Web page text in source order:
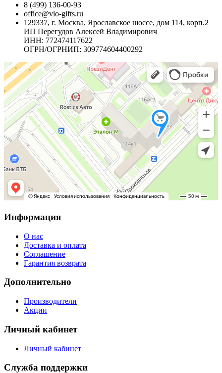
8 (499) 136-00-93
office@vio-gifts.ru
129337, г. Москва, Ярославское шоссе, дом 114, корп.2
ИП Перегудов Алексей Владимирович
ИНН: 772474117622
ОГРН/ОГРНИП: 309774604400292
Информация
О нас
Доставка и оплата
Соглашение
Гарантия возврата
Дополнительно
Производители
Акции
Личный кабинет
Личный кабинет
Служба поддержки